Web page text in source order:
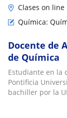
Clases on line
Química:
Docente de
de Química
Estudiante en la
Pontificia
bachiller por la